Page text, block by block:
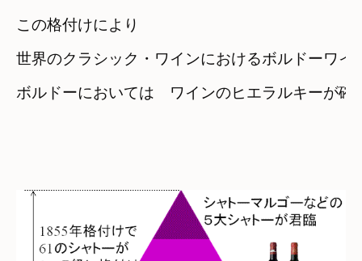
この格付けにより
世界のクラシック・ワインにおけるボルドーワイ
ボルドーにおいては　ワインのヒエラルキーが確